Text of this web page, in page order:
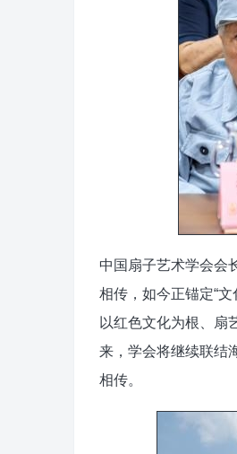
中国扇子艺术学会会
相传，如今正锚定“
以红色文化为根、扇
来，学会将继续联结
相传。